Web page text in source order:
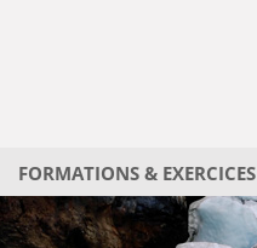
FORMATIONS & EXERCICES